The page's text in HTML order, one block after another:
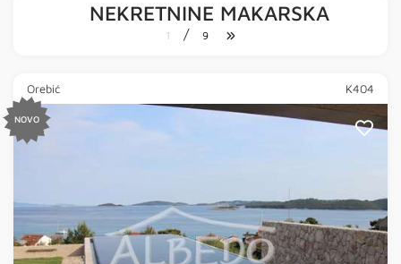
NEKRETNINE MAKARSKA
1 / 9
Orebić K404
NOVO